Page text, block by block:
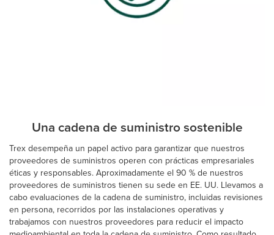
Una cadena de suministro sostenible
Trex desempeña un papel activo para garantizar que nuestros
proveedores de suministros operen con prácticas empresariales
éticas y responsables. Aproximadamente el 90 % de nuestros
proveedores de suministros tienen su sede en EE. UU. Llevamos a
cabo evaluaciones de la cadena de suministro, incluidas revisiones
en persona, recorridos por las instalaciones operativas y
trabajamos con nuestros proveedores para reducir el impacto